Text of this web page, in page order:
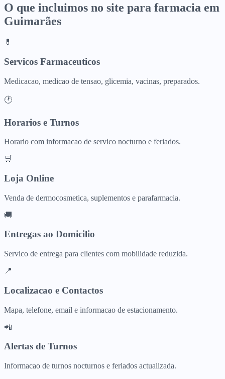
O que incluimos no site para farmacia em
Guimarães
💊
Servicos Farmaceuticos
Medicacao, medicao de tensao, glicemia, vacinas, preparados.
🕐
Horarios e Turnos
Horario com informacao de servico nocturno e feriados.
🛒
Loja Online
Venda de dermocosmetica, suplementos e parafarmacia.
🚚
Entregas ao Domicilio
Servico de entrega para clientes com mobilidade reduzida.
📍
Localizacao e Contactos
Mapa, telefone, email e informacao de estacionamento.
📲
Alertas de Turnos
Informacao de turnos nocturnos e feriados actualizada.